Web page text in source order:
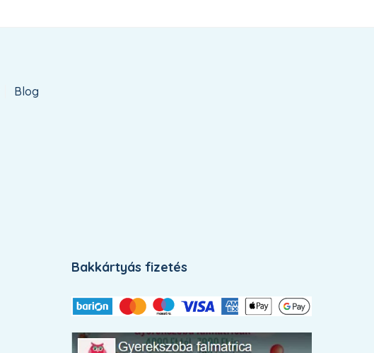
Blog
Bakkártyás fizetés